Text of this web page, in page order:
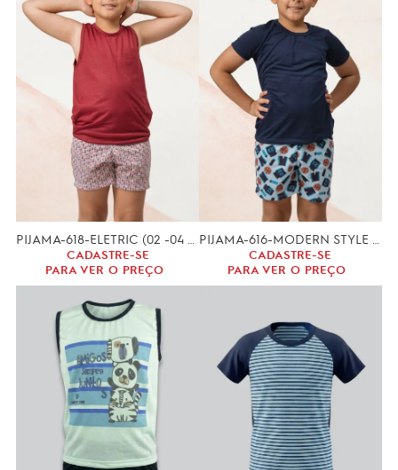
CADASTRE-SE
PARA VER O PREÇO
CADASTRE-SE
PARA VER O PREÇO